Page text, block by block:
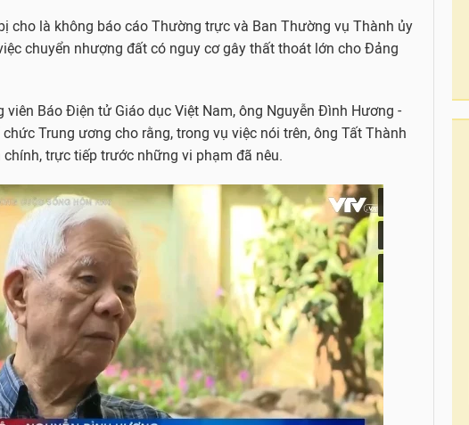
cho là không báo cáo Thường trực và Ban Thường vụ Thành ủy
chuyển nhượng đất có nguy cơ gây thất thoát lớn cho Đảng
viên Báo Điện tử Giáo dục Việt Nam, ông Nguyễn Đình Hương -
Trung ương cho rằng, trong vụ việc nói trên, ông Tất Thành
trực tiếp trước những vi phạm đã nêu.